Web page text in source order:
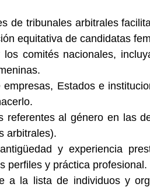
de tribunales arbitrales
equitativa de candidatas
comités nacionales,
Estados e
al género en las
arbitrales).
y experiencia
perfiles y práctica profesional.
a la lista de individuos y